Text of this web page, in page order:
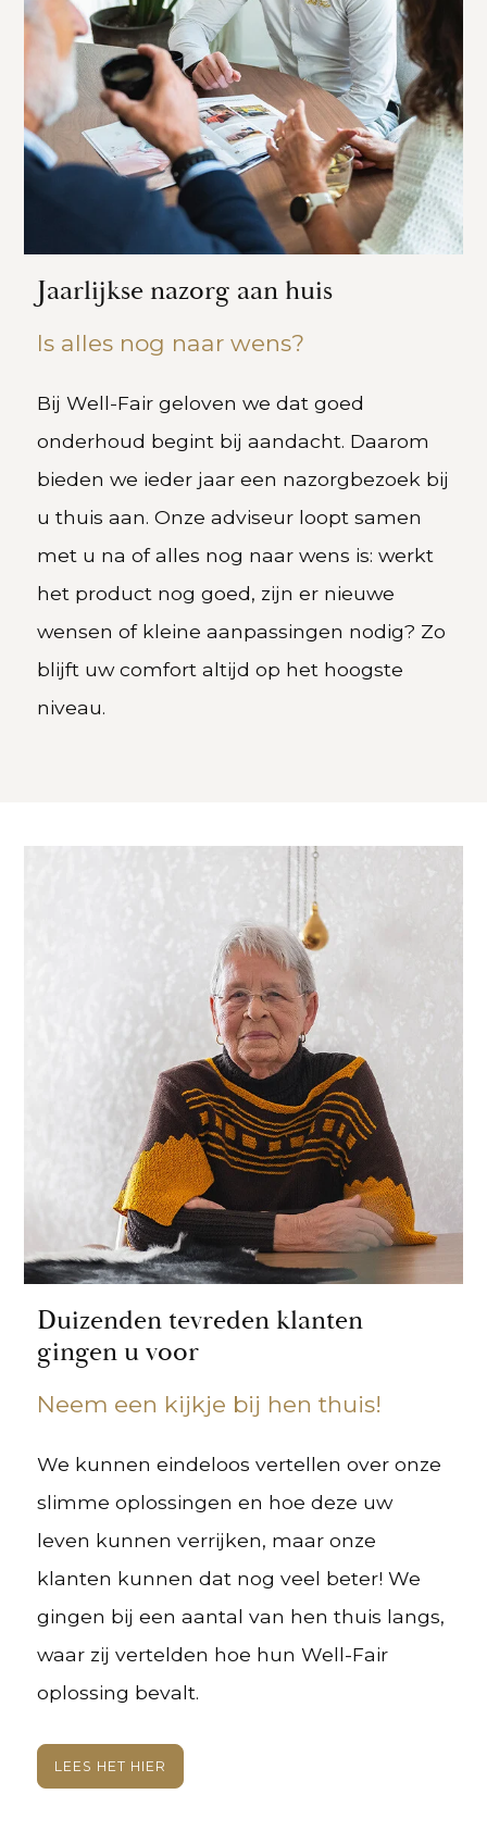
Jaarlijkse nazorg aan huis
Is alles nog naar wens?
Bij Well-Fair geloven we dat goed
onderhoud begint bij aandacht. Daarom
bieden we ieder jaar een nazorgbezoek bij
u thuis aan. Onze adviseur loopt samen
met u na of alles nog naar wens is: werkt
het product nog goed, zijn er nieuwe
wensen of kleine aanpassingen nodig? Zo
blijft uw comfort altijd op het hoogste
niveau.
Duizenden tevreden klanten
gingen u voor
Neem een kijkje bij hen thuis!
We kunnen eindeloos vertellen over onze
slimme oplossingen en hoe deze uw
leven kunnen verrijken, maar onze
klanten kunnen dat nog veel beter! We
gingen bij een aantal van hen thuis langs,
waar zij vertelden hoe hun Well-Fair
oplossing bevalt.
LEES HET HIER